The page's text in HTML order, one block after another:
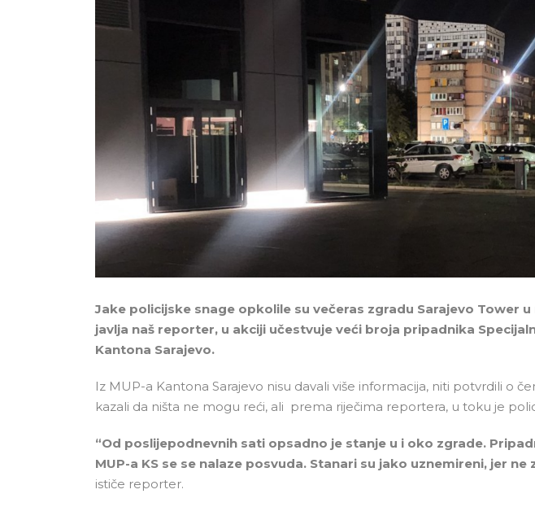
Jake policijske snage opkolile su večeras zgradu Sarajevo Tower
javlja naš reporter, u akciji učestvuje veći broja pripadnika
Kantona Sarajevo.
Iz MUP-a Kantona Sarajevo nisu davali više informacija, niti potvrdili o
kazali da ništa ne mogu reći, ali prema riječima reportera, u toku je
“Od poslijepodnevnih sati opsadno je stanje u i oko zgrade.
MUP-a KS se se nalaze posvuda. Stanari su jako uznemireni, jer ne
ističe reporter.